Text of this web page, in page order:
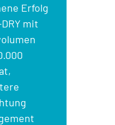
Erfolg
mit